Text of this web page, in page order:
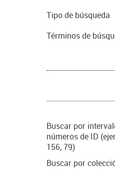
Tipo de búsqueda
Términos de
Buscar por
números de ID
156, 79)
Buscar por